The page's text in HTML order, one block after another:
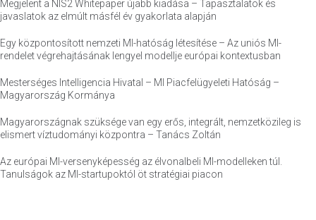
Megjelent a NIS2 Whitepaper újabb kiadása – Tapasztalatok és
javaslatok az elmúlt másfél év gyakorlata alapján
Egy központosított nemzeti MI-hatóság létesítése – Az uniós MI-
rendelet végrehajtásának lengyel modellje európai kontextusban
Mesterséges Intelligencia Hivatal – MI Piacfelügyeleti Hatóság –
Magyarország Kormánya
Magyarországnak szüksége van egy erős, integrált, nemzetközileg is
elismert víztudományi központra – Tanács Zoltán
Az európai MI-versenyképesség az élvonalbeli MI-modelleken túl.
Tanulságok az MI-startupoktól öt stratégiai piacon